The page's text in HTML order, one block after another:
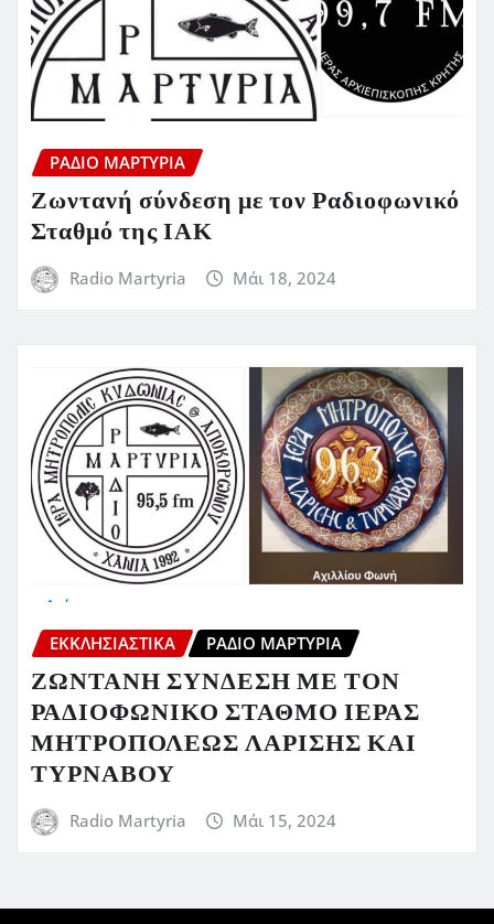
ΡΆΔΙΟ ΜΑΡΤΥΡΊΑ
Ζωντανή σύνδεση με τον Ραδιοφωνικό
Σταθμό της ΙΑΚ
Radio Martyria Μάι 18, 2024
ΕΚΚΛΗΣΙΑΣΤΙΚΆ ΡΆΔΙΟ ΜΑΡΤΥΡΊΑ
ΖΩΝΤΑΝΗ ΣΥΝΔΕΣΗ ΜΕ ΤΟΝ
ΡΑΔΙΟΦΩΝΙΚΟ ΣΤΑΘΜΟ ΙΕΡΑΣ
ΜΗΤΡΟΠΟΛΕΩΣ ΛΑΡΙΣΗΣ ΚΑΙ
ΤΥΡΝΑΒΟΥ
Radio Martyria Μάι 15, 2024